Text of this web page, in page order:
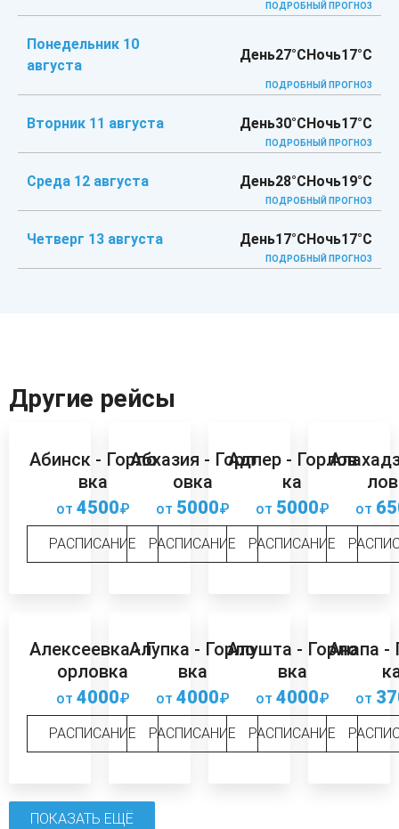
ПОДРОБНЫЙ ПРОГНОЗ
Понедельник 10
августа
День27°C Ночь17°C
ПОДРОБНЫЙ ПРОГНОЗ
Вторник 11 августа День30°C Ночь17°C
ПОДРОБНЫЙ ПРОГНОЗ
Среда 12 августа День28°C Ночь19°C
ПОДРОБНЫЙ ПРОГНОЗ
Четверг 13 августа День17°C Ночь17°C
ПОДРОБНЫЙ ПРОГНОЗ
Другие рейсы
Абинск - Горло
вка
от 4500₽
РАСПИСАНИЕ
Абхазия - Горл
овка
от 5000₽
РАСПИСАНИЕ
Адлер - Горлов
ка
от 5000₽
РАСПИСАНИЕ
от
Алексеевка - Г
орловка
от 4000₽
РАСПИСАНИЕ
Алупка - Горло
вка
от 4000₽
РАСПИСАНИЕ
Алушта - Горло
вка
от 4000₽
РАСПИСАНИЕ
Анапа -
от
ПОКАЗАТЬ ЕЩЁ